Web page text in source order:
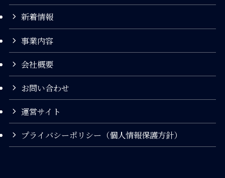
新着情報
事業内容
会社概要
お問い合わせ
運営サイト
プライバシーポリシー（個人情報保護方針）